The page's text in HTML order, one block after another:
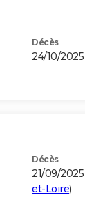
Décès
24/10/2025
Décès
21/09/2025
et-Loire)